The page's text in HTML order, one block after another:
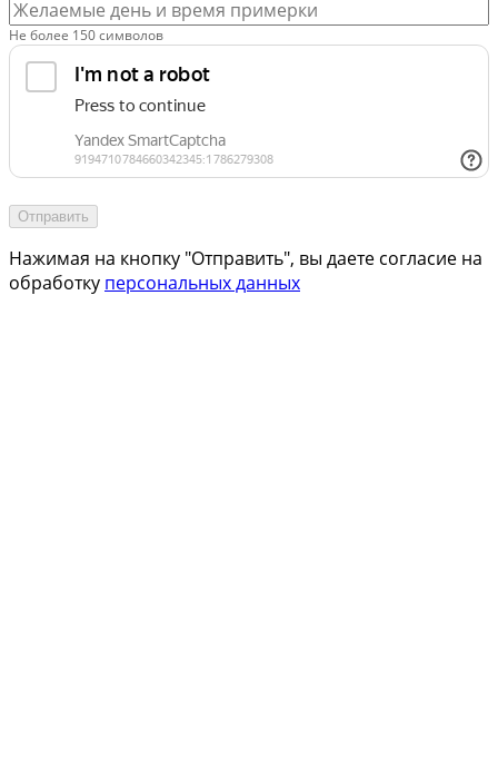
Не более 150 символов
Отправить
Нажимая на кнопку "Отправить", вы даете согласие на
обработку персональных данных